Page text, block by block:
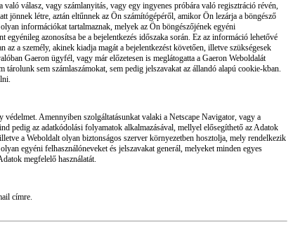
válasz, vagy számlanyitás, vagy egy ingyenes próbára való regisztráció révén,
jönnek létre, aztán eltűnnek az Ön számítógépéről, amikor Ön lezárja a böngésző
információkat tartalmaznak, melyek az Ön böngészőjének egyéni
azonosítsa be a bejelentkezés időszaka során. Ez az információ lehetővé
a személy, akinek kiadja magát a bejelentkezést követően, illetve szükségesek
Gaeron ügyfél, vagy már előzetesen is meglátogatta a Gaeron Weboldalát
sem számlaszámokat, sem pedig jelszavakat az állandó alapú cookie-kban.
Amennyiben szolgáltatásunkat valaki a Netscape Navigator, vagy a
pedig az adatkódolási folyamatok alkalmazásával, mellyel elősegíthető az Adatok
a Weboldalt olyan biztonságos szerver környezetben hosztolja, mely rendelkezik
egyéni felhasználóneveket és jelszavakat generál, melyeket minden egyes
megfelelő használatát.
címre.